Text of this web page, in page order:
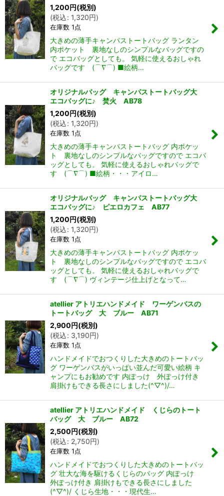
1,200円(税別)
(税込: 1,320円)
在庫数 1点
大きめの薄手キャンパストートバッグ ランタン
内ポケット 裏地なしのシンプルなバッグですの
で エコバッグとしても。 気軽に使えるおしゃれ
バッグです (⌒∇⌒) ■絵柄…
オリジナルバッグ キャンパストートバッグ大
エコバッグに♪ 焚火 AB78
1,200円(税別)
(税込: 1,320円)
在庫数 1点
大きめの薄手キャンパストートバッグ 内ポケッ
ト 裏地なしのシンプルなバッグですので エコバ
ッグとしても。 気軽に使えるおしゃれバッグで
す (⌒∇⌒) ■絵柄・・・アイロ…
オリジナルバッグ キャンパストートバッグ大
エコバッグに♪ ピエロカフェ AB77
1,200円(税別)
(税込: 1,320円)
在庫数 1点
大きめの薄手キャンパストートバッグ 内ポケッ
ト 裏地なしのシンプルなバッグですので エコバ
ッグとしても。 気軽に使えるおしゃれバッグで
す (⌒∇⌒) ヴィンテージ仕上げとなって…
atellier アトリエハンドメイド ワーゲンバスの
トートバッグ 大 ブルー AB71
2,900円(税別)
(税込: 3,190円)
在庫数 1点
ハンドメイドでおつくりした大きめのトートバッ
グ ワーゲンバスがいっぱい並んだ可愛い絵柄 キ
ャンプにもお勧めです 内ぽっけ 外ぽっけ付き
肩掛けもできる長さにしました(^▽^)/…
atellier アトリエハンドメイド くじらのトート
バッグ 大 ブルー AB72
2,500円(税別)
(税込: 2,750円)
在庫数 1点
ハンドメイドでおつくりした大きめのトートバッ
グ 壮大な海を駆けるくじらのバッグ 内ぽっけ
外ぽっけ付き 肩掛けもできる長さにしました
(^▽^)/ くじら生地・・・現代生…